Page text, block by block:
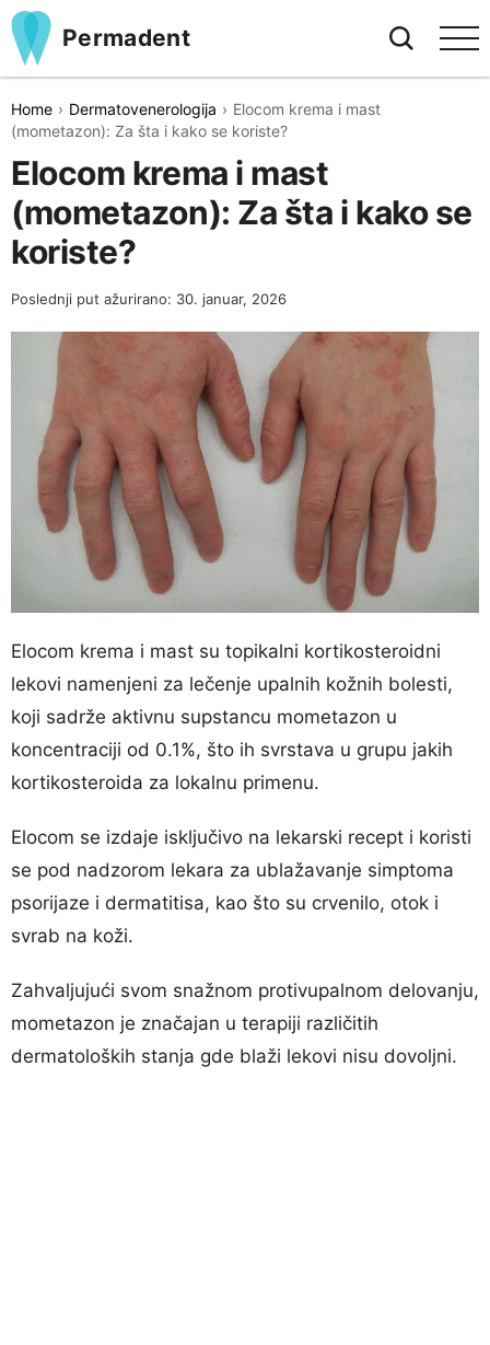
Permadent
Home Dermatovenerologija
Elocom krema i mast
(mometazon): Za šta i kako se koriste?
Elocom krema i mast
(mometazon): Za šta i kako se
koriste?
Poslednji put ažurirano: 30. januar, 2026
Elocom krema i mast su topikalni kortikosteroidni
lekovi namenjeni za lečenje upalnih kožnih bolesti,
koji sadrže aktivnu supstancu mometazon u
koncentraciji od 0.1%, što ih svrstava u grupu jakih
kortikosteroida za lokalnu primenu.
Elocom se izdaje isključivo na lekarski recept i koristi
se pod nadzorom lekara za ublažavanje simptoma
psorijaze i dermatitisa, kao što su crvenilo, otok i
svrab na koži.
Zahvaljujući svom snažnom protivupalnom delovanju,
mometazon je značajan u terapiji različitih
dermatoloških stanja gde blaži lekovi nisu dovoljni.